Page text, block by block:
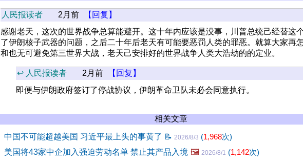
人民报读者 2月前
【回复】
感谢老天，这次的世界战争总算能避开。这十年内应该是没事，川普总统己经替这
了伊朗核子武器的问题，之后二十年后老天有可能要恶罚人类的罪恶。就算大家再
和也无可避免第三世界大战，老天己安排好的世界战争人类大浩劫的的定业。
↩️ 人民报读者 2月前
【回复】
即便与伊朗政府签订了停战协议，伊朗革命卫队未必会同意执行。
相关文章
中国不可能超越美国 习近平最上头的事黄了 📝 2026/8/3 (1,968次)
美国将43家中企加入强迫劳动名单 禁止其产品入境 🖼️ 2026/8/1 (1,142次)